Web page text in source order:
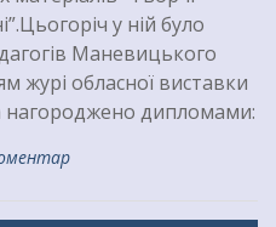
у ній було
Маневицького
журі обласної виставки
дипломами: